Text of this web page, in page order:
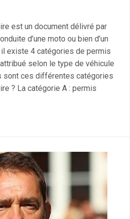
est un document délivré par
d’une moto ou bien d’un
il existe 4 catégories de permis
selon le type de véhicule
sont ces différentes catégories
? La catégorie A : permis